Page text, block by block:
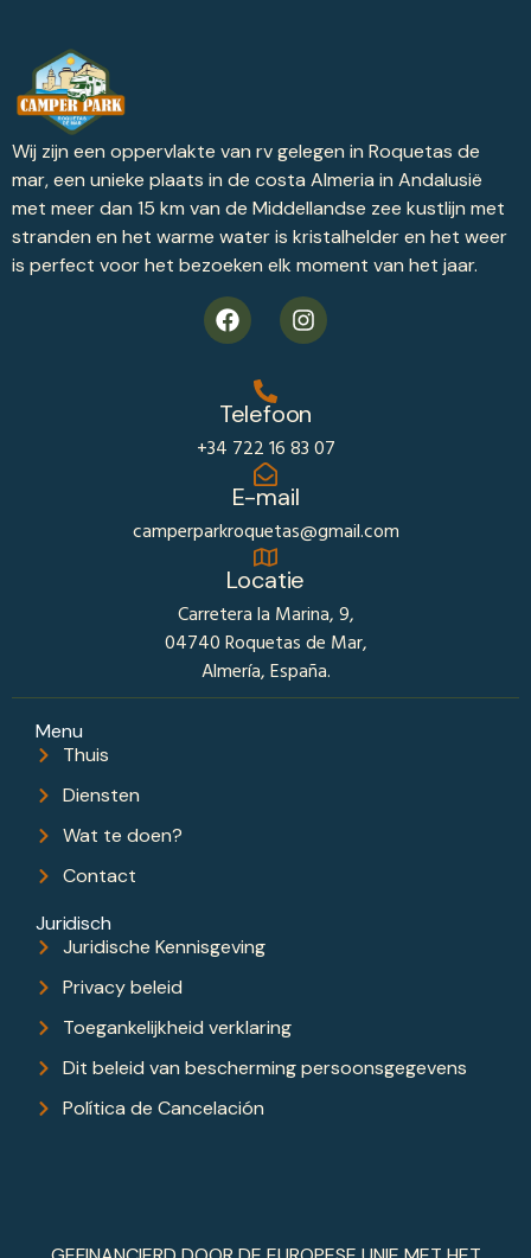
Wij zijn een oppervlakte van rv gelegen in Roquetas de
mar, een unieke plaats in de costa Almeria in Andalusië
met meer dan 15 km van de Middellandse zee kustlijn met
stranden en het warme water is kristalhelder en het weer
is perfect voor het bezoeken elk moment van het jaar.
Telefoon
+34 722 16 83 07
E-mail
camperparkroquetas@gmail.com
Locatie
Carretera la Marina, 9,
04740 Roquetas de Mar,
Almería, España.
Menu
Thuis
Diensten
Wat te doen?
Contact
Juridisch
Juridische Kennisgeving
Privacy beleid
Toegankelijkheid verklaring
Dit beleid van bescherming persoonsgegevens
Política de Cancelación